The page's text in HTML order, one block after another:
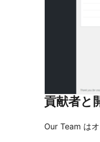
貢献者と
Our Team は